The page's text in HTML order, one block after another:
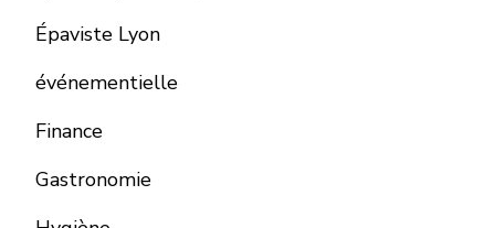
Épaviste Lyon
événementielle
Finance
Gastronomie